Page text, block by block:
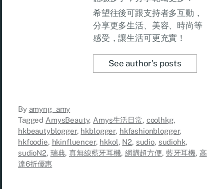
希望往後可跟支持者多互動，
分享更多生活、美容、時尚等
感受，讓生活可更充實！
See author's posts
By amyng_amy
Tagged AmysBeauty, Amys生活日常, coolhkg,
hkbeautyblogger, hkblogger, hkfashionblogger,
hkfoodie, hkinfluencer, hkkol, N2, sudio, sudiohk,
sudioN2, 瑞典,真無線藍牙耳機, 網購超方便, 藍牙耳機, 高
達6折優惠